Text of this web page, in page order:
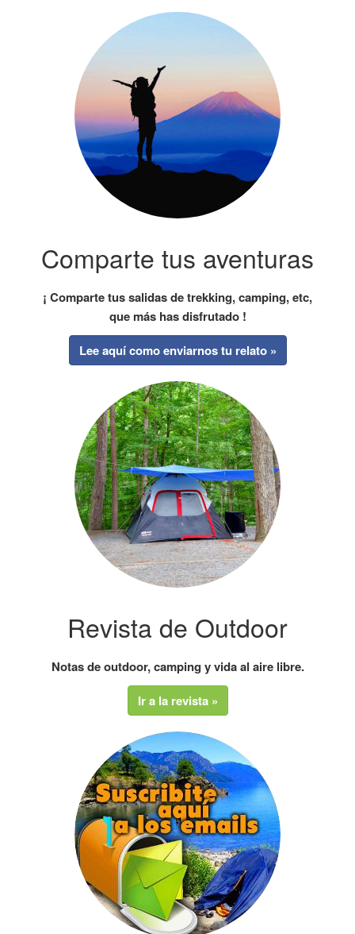
Comparte tus aventuras
¡ Comparte tus salidas de trekking, camping, etc,
que más has disfrutado !
Lee aquí como enviarnos tu relato »
Revista de Outdoor
Notas de outdoor, camping y vida al aire libre.
Ir a la revista »